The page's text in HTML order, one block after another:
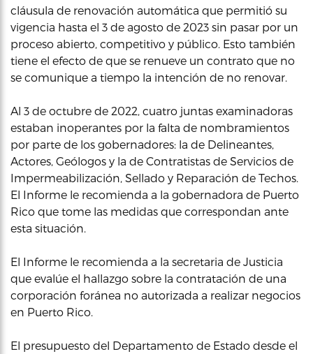
cláusula de renovación automática que permitió su
vigencia hasta el 3 de agosto de 2023 sin pasar por un
proceso abierto, competitivo y público. Esto también
tiene el efecto de que se renueve un contrato que no
se comunique a tiempo la intención de no renovar.
Al 3 de octubre de 2022, cuatro juntas examinadoras
estaban inoperantes por la falta de nombramientos
por parte de los gobernadores: la de Delineantes,
Actores, Geólogos y la de Contratistas de Servicios de
Impermeabilización, Sellado y Reparación de Techos.
El Informe le recomienda a la gobernadora de Puerto
Rico que tome las medidas que correspondan ante
esta situación.
El Informe le recomienda a la secretaria de Justicia
que evalúe el hallazgo sobre la contratación de una
corporación foránea no autorizada a realizar negocios
en Puerto Rico.
El presupuesto del Departamento de Estado desde el